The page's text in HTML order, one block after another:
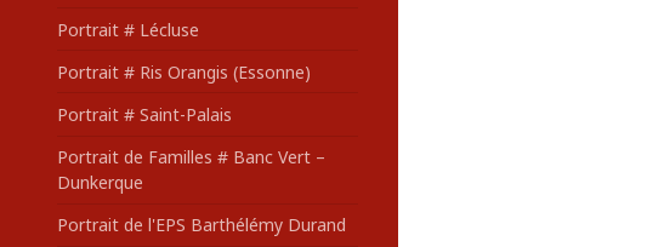
Portrait # Lécluse
Portrait # Ris Orangis (Essonne)
Portrait # Saint-Palais
Portrait de Familles # Banc Vert –
Dunkerque
Portrait de l'EPS Barthélémy Durand